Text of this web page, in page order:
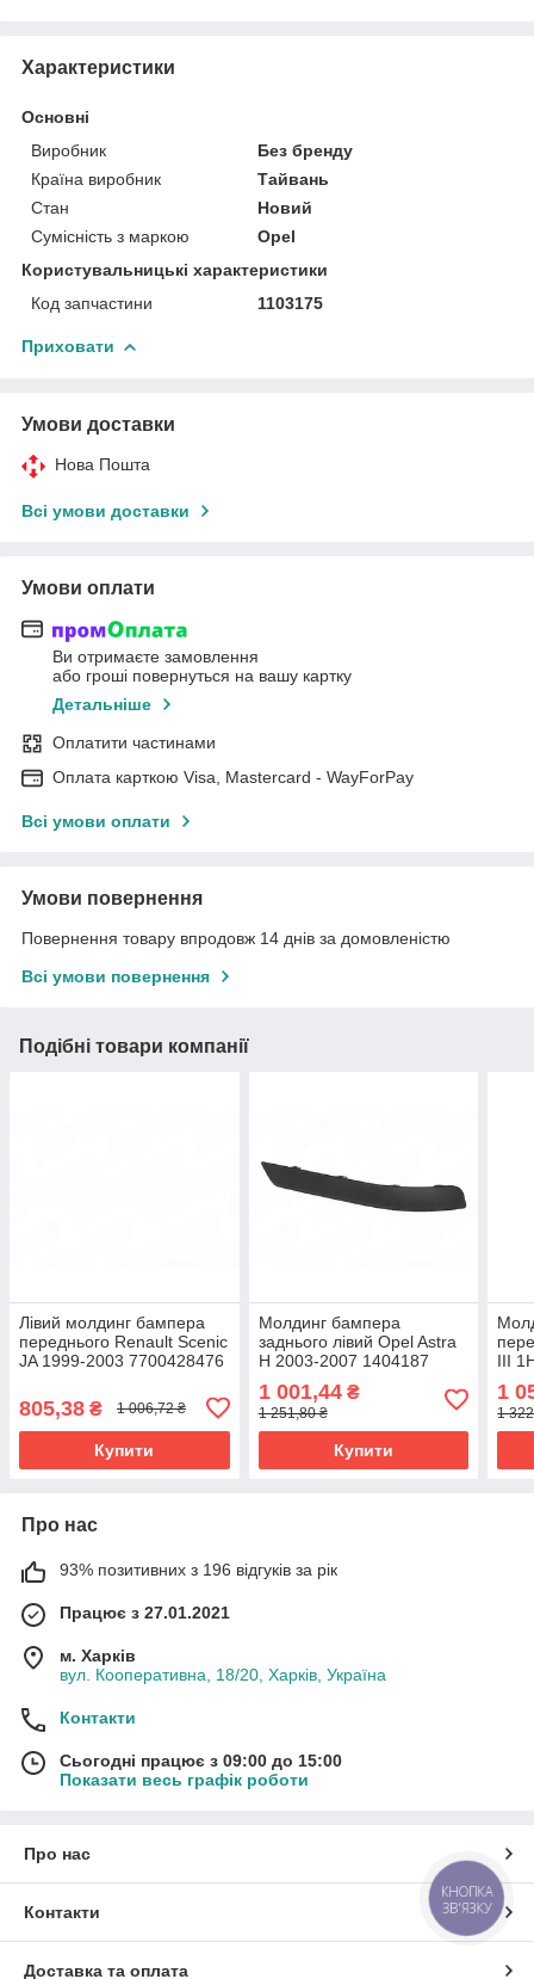
Характеристики
Основні
Виробник
Без бренду
Країна виробник
Тайвань
Стан
Новий
Сумісність з маркою
Opel
Користувальницькі характеристики
Код запчастини
1103175
Приховати
Умови доставки
Нова Пошта
Всі умови доставки
Умови оплати
Ви отримаєте замовлення
або гроші повернуться на вашу картку
Детальніше
Оплатити частинами
Оплата карткою Visa, Mastercard - WayForPay
Всі умови оплати
Умови повернення
Повернення товару впродовж 14 днів за домовленістю
Всі умови повернення
Подібні товари компанії
Лівий молдинг бампера
переднього Renault Scenic
JA 1999-2003 7700428476
805,38 ₴ 1 006,72 ₴
Купити
Молдинг бампера
заднього лівий Opel Astra
H 2003-2007 1404187
1 001,44₴
1 251,80 ₴
Купити
III
1
1
Про нас
93% позитивних з 196 відгуків за рік
Працює з 27.01.2021
м. Харків
вул. Кооперативна, 18/20, Харків, Україна
Контакти
Сьогодні працює з 09:00 до 15:00
Показати весь графік роботи
Про нас
Контакти
Доставка та оплата
КНОПКА
ЗВ'ЯЗКУ